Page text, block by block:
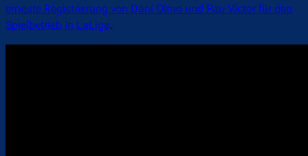
erneute Registrierung von Dani Olmo und Pau Víctor für den
Spielbetrieb in LaLiga.